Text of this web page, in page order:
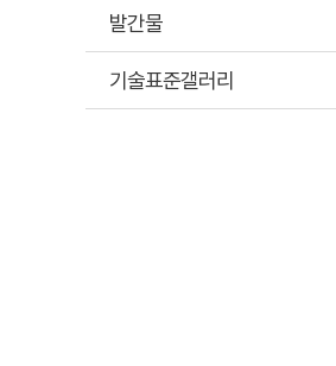
발간물
기술표준갤러리